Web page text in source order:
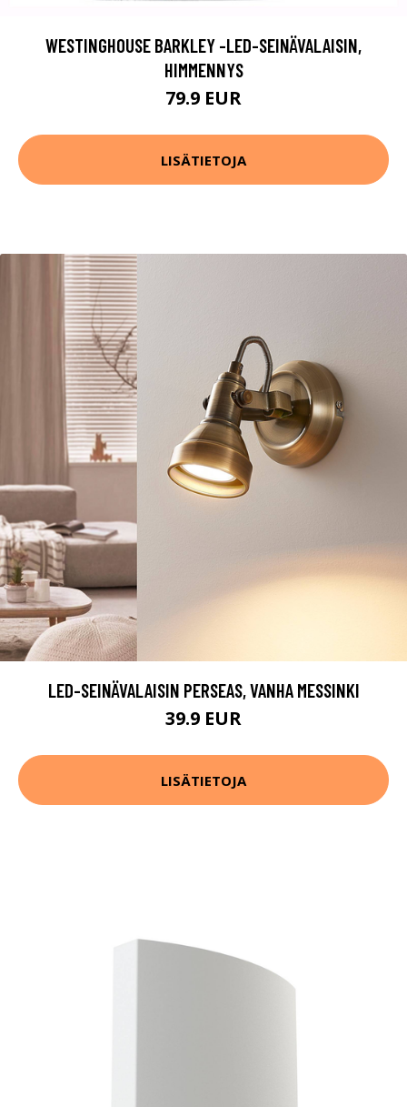
WESTINGHOUSE BARKLEY -LED-SEINÄVALAISIN,
HIMMENNYS
79.9 EUR
LISÄTIETOJA
LED-SEINÄVALAISIN PERSEAS, VANHA MESSINKI
39.9 EUR
LISÄTIETOJA